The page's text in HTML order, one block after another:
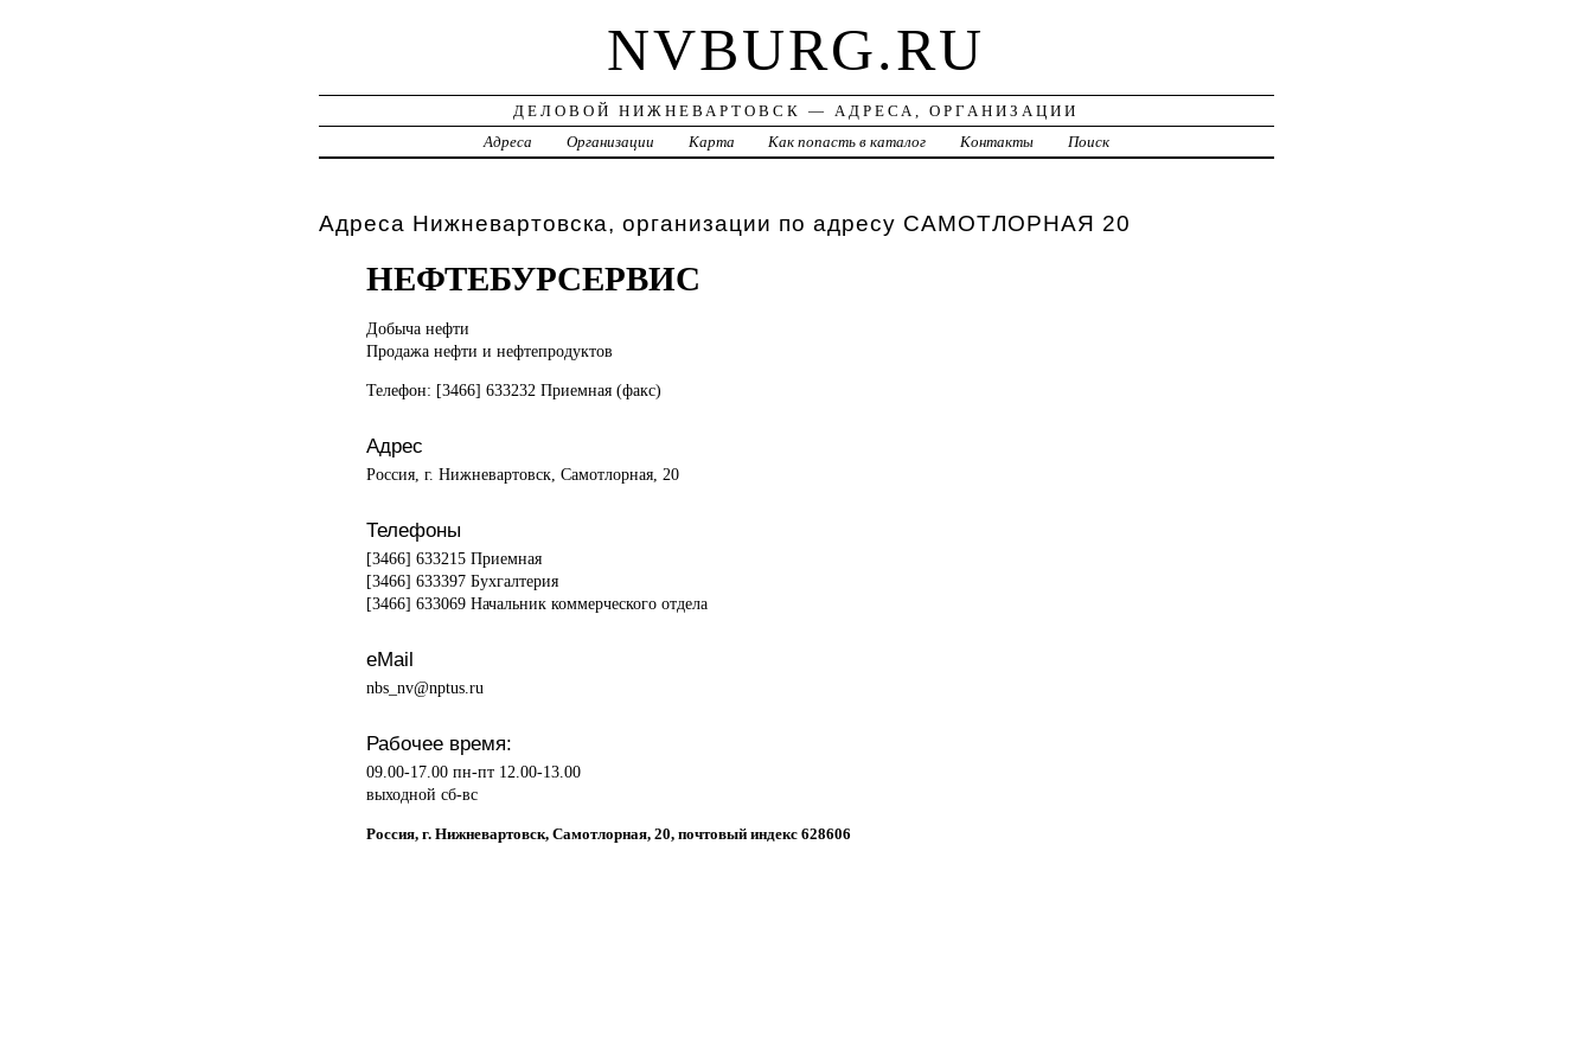
NVBURG.RU
ДЕЛОВОЙ НИЖНЕВАРТОВСК — АДРЕСА, ОРГАНИЗАЦИИ
Адреса
Организации Карта Как попасть в каталог Контакты Поиск
Адреса Нижневартовска, организации по адресу САМОТЛОРНАЯ 20
НЕФТЕБУРСЕРВИС
Добыча нефти
Продажа нефти и нефтепродуктов
Телефон: [3466] 633232 Приемная (факс)
Адрес
Россия, г. Нижневартовск, Самотлорная, 20
Телефоны
[3466] 633215 Приемная
[3466] 633397 Бухгалтерия
[3466] 633069 Начальник коммерческого отдела
eMail
nbs_nv@nptus.ru
Рабочее время:
09.00-17.00 пн-пт 12.00-13.00
выходной сб-вс
Россия, г. Нижневартовск, Самотлорная, 20, почтовый индекс 628606